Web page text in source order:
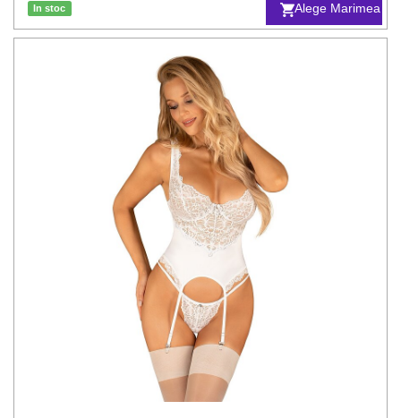
Alege Marimea
In stoc